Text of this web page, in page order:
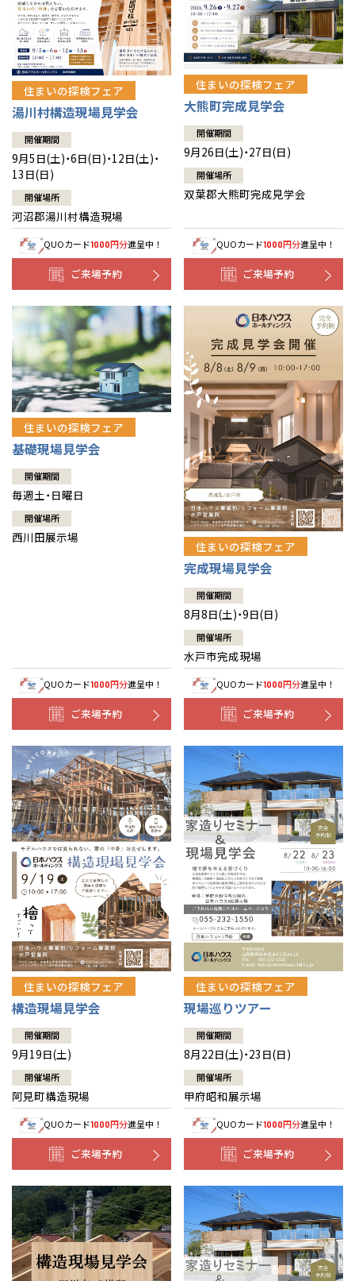
住まいの探検フェア
湯川村構造現場見学会
開催期間
9月5日(土)・6日(日)・12日(土)・
13日(日)
開催場所
河沼郡湯川村構造現場
QUOカード1000円分進呈中！
ご来場予約
住まいの探検フェア
大熊町完成見学会
開催期間
9月26日(土)・27日(日)
開催場所
双葉郡大熊町完成見学会
QUOカード1000円分進呈中！
ご来場予約
住まいの探検フェア
基礎現場見学会
開催期間
毎週土・日曜日
開催場所
西川田展示場
QUOカード1000円分進呈中！
ご来場予約
住まいの探検フェア
完成現場見学会
開催期間
8月8日(土)・9日(日)
開催場所
水戸市完成現場
QUOカード1000円分進呈中！
ご来場予約
住まいの探検フェア
構造現場見学会
開催期間
9月19日(土)
開催場所
阿見町構造現場
QUOカード1000円分進呈中！
ご来場予約
住まいの探検フェア
現場巡りツアー
開催期間
8月22日(土)・23日(日)
開催場所
甲府昭和展示場
QUOカード1000円分進呈中！
ご来場予約